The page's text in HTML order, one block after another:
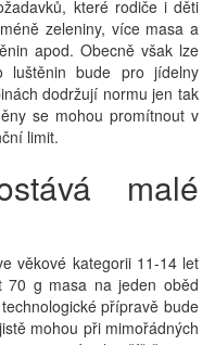
které rodiče i děti
zeleniny, více masa a
apod. Obecně však lze
bude pro jídelny
dodržují normu jen tak
se mohou promítnout v
limit.
malé
věkové kategorii 11-14 let
g masa na jeden oběd
přípravě bude
mohou při mimořádných